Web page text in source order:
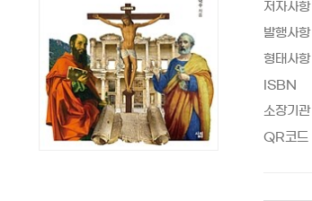
저자사항
발행사항
형태사항
ISBN
소장기관
QR코드